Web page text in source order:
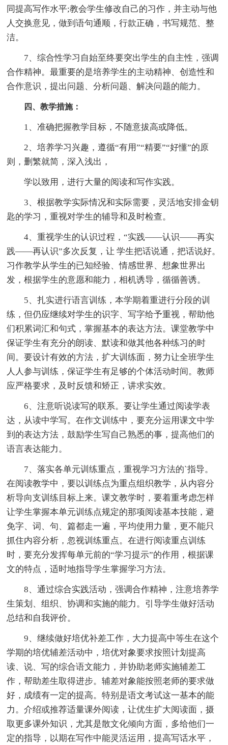
同提高写作水平;教会学生修改自己的习作，并主动与他
人交换意见，做到语句通顺，行款正确，书写规范、整
洁。
7、综合性学习自始至终要突出学生的自主性，强调
合作精神。最重要的是培养学生的主动精神、创造性和
合作意识，提出问题、分析问题、解决问题的能力。
四、教学措施：
1、准确把握教学目标，不随意拔高或降低。
2、培养学习兴趣，遵循“有用”“精要”“好懂”的原
则，删繁就简，深入浅出，
学以致用，进行大量的阅读和写作实践。
3、根据教学实际情况和实际需要，灵活地安排金钥
匙的学习，重视对学生的辅导和及时检查。
4、重视学生的认识过程，“实践——认识——再实
践——再认识”多次反复，让 学生把话说通，把话说好。
习作教学从学生的已知经验、情感世界、想象世界出
发，根据学生的意愿和能力，相机诱导，循循善诱。
5、扎实进行语言训练，本学期着重进行分段的训
练，但仍应继续对学生的识字、写字给予重视，帮助他
们积累词汇和句式，掌握基本的表达方法。课堂教学中
保证学生有充分的朗读、默读和做其他各种练习的时
间。要设计有效的方法，扩大训练面，努力让全班学生
人人参与训练，保证学生有足够的个体活动时间。教师
应严格要求，及时反馈和矫正，讲求实效。
6、注意听说读写的联系。要让学生通过阅读学表
达，从读中学写。在作文训练中，要充分运用课文中学
到的表达方法，鼓励学生写自己熟悉的事，提高他们的
语言表达能力。
7、落实各单元训练重点，重视学习方法的`指导。
在阅读教学中，要以训练点为重点组织教学，从内容分
析导向支训练目标上来。课文教学时，要着重考虑怎样
让学生掌握本单元训练点规定的那项阅读基本技能，避
免字、词、句、篇都走一遍，平均使用力量，更不能只
抓住内容分析，忽视训练重点。在进行阅读重点训练
时，要充分发挥每单元前的“学习提示”的作用，根据课
文的特点，适时地指导学生掌握学习方法。
8、通过综合实践活动，强调合作精神，注意培养学
生策划、组织、协调和实施的能力。引导学生做好活动
总结和自我评价。
9、继续做好培优补差工作，大力提高中等生在这个
学期的培优辅差活动中，培优对象要求按照计划提高
读、说、写的综合语文能力，并协助老师实施辅差工
作，帮助差生取得进步。辅差对象能按照老师的要求做
好，成绩有一定的提高。特别是语文考试这一基本的能
力。介绍或推荐适量课外阅读，让优生扩大阅读面，摄
取更多课外知识，尤其是散文化倾向方面，多给他们一
定的指导，以期在写作中能灵活运用，提高写话水平，